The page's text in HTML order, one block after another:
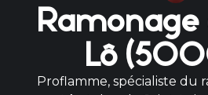
Ramonage
Lô
Proflamme, spécialiste du